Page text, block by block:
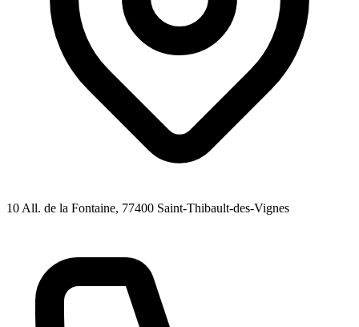
10 All. de la Fontaine, 77400 Saint-Thibault-des-Vignes